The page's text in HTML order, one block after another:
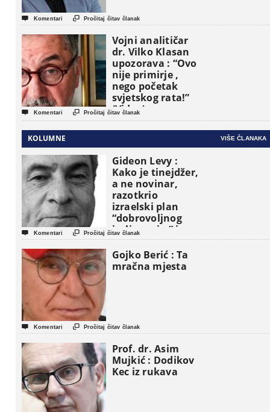
 Komentari  Pročitaj čitav članak
Vojni analitičar
dr. Vilko Klasan
upozorava : “Ovo
nije primirje ,
nego početak
svjetskog rata!”
(Video)
 Komentari  Pročitaj čitav članak
KOLUMNE VIŠE ČLANAKA
Gideon Levy :
Kako je tinejdžer,
a ne novinar,
razotkrio
izraelski plan
“dobrovoljnog
iseljavanja ” iz
Gaze
 Komentari  Pročitaj čitav članak
Gojko Berić : Ta
mračna mjesta
 Komentari  Pročitaj čitav članak
Prof. dr. Asim
Mujkić : Dodikov
Kec iz rukava